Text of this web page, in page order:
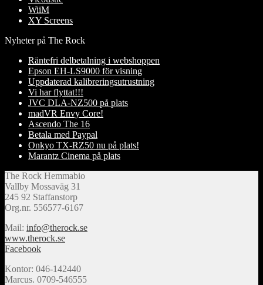
WiiM
XY Screens
Nyheter på The Rock
Räntefri delbetalning i webshoppen
Epson EH-LS9000 för visning
Uppdaterad kalibreringsutrustning
Vi har flyttat!!!
JVC DLA-NZ500 på plats
madVR Envy Core!
Ascendo The 16
Betala med Paypal
Onkyo TX-RZ50 nu på plats!
Marantz Cinema på plats
The Rock Hemmabio
Vallby Mossaväg 31
245 92 Staffanstorp
Org.nr. 556577-6167
Mail: info@therock.se
www.therock.se
Facebook
Kontor: 046-142440
Marcus. 0709-546555